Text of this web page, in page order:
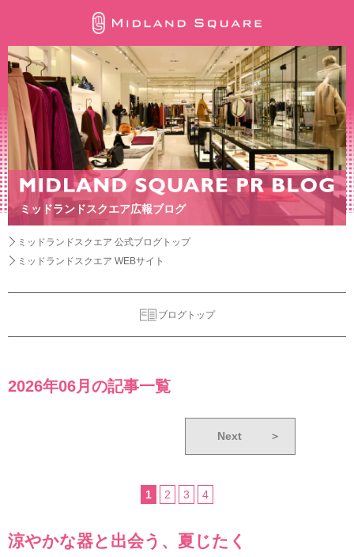
ミッドランドスクエア広報ブログ
ミッドランドスクエア 公式ブログトップ
ミッドランドスクエア WEBサイト
ブログトップ
2026年06月の記事一覧
1 2 3 4
Next ＞
涼やかな器と出会う、夏じたく